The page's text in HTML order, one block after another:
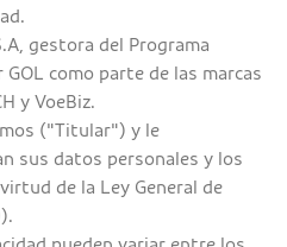
gestora del Programa
como parte de las marcas
y VoeBiz.
("Titular") y le
sus datos personales y los
de la Ley General de